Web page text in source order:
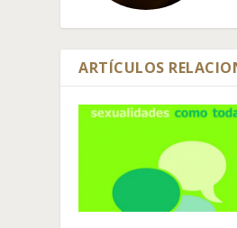
ARTÍCULOS